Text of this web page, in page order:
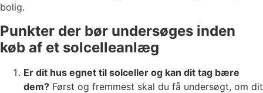
bolig.
Punkter der bør undersøges inden
køb af et solcelleanlæg
Er dit hus egnet til solceller og kan dit tag bære
dem? Først og fremmest skal du få undersøgt, om dit